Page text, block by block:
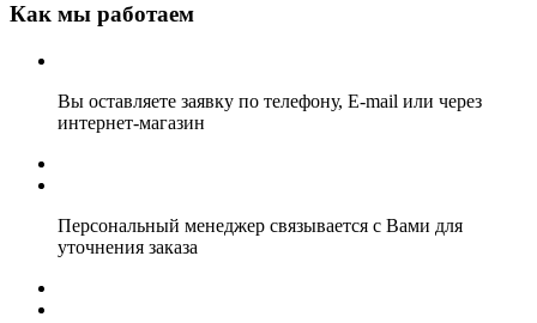
Как мы работаем
Вы оставляете заявку по телефону, E-mail или через
интернет-магазин
Персональный менеджер связывается с Вами для
уточнения заказа